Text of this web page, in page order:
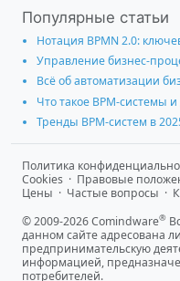
Популярные статьи
Нотация BPMN 2.0:
Управление бизнес-
Всё об автоматизации
Что такое BPM-системы
Тренды BPM-систем в
Политика
Cookies · Правовые
Цены · Частые вопросы ·
© 2009-2026 Comindware®
данном сайте адресована
предпринимательскую
информацией,
потребителей.